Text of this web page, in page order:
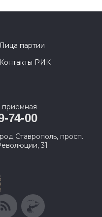
партии
Контакты РИК
74-00
Ставрополь, просп.
31